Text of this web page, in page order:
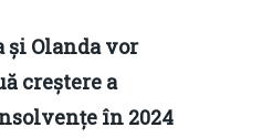
și Olanda vor
creștere a
în 2024